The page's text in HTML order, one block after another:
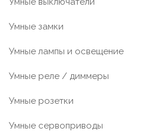
Умные замки
Умные лампы и освещение
Умные реле / диммеры
Умные розетки
Умные сервоприводы